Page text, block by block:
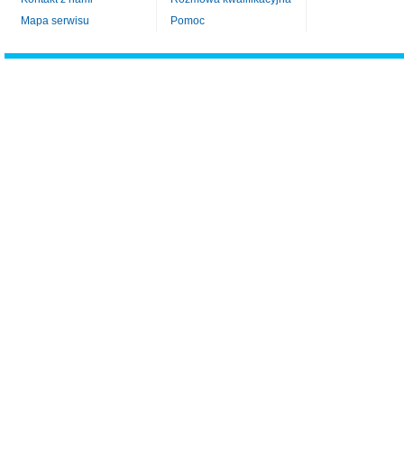
Mapa serwisu
Pomoc